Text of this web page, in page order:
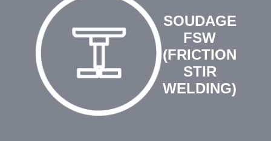
SOUDAGE
FSW
(FRICTION
STIR
WELDING)